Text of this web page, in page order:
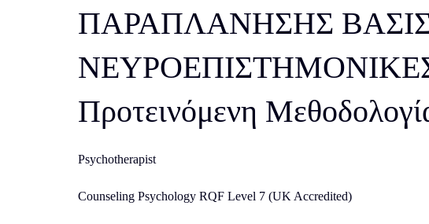
ΠΑΡΑΠΛΑΝΗΣΗΣ
ΝΕΥΡΟΕΠΙΣΤΗΜΟΝΙΚΕΣ
Προτεινόμενη
Psychotherapist
Counseling Psychology RQF Level 7 (UK Accredited)